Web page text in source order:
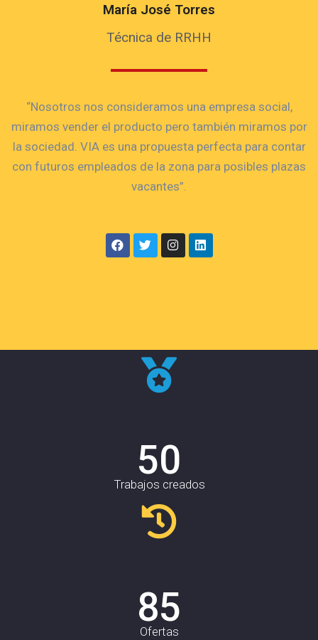
María José Torres
Técnica de RRHH
“Nosotros nos consideramos una empresa social,
miramos vender el producto pero también miramos por
la sociedad. VIA es una propuesta perfecta para contar
con futuros empleados de la zona para posibles plazas
vacantes”.
50
Trabajos creados
85
Ofertas